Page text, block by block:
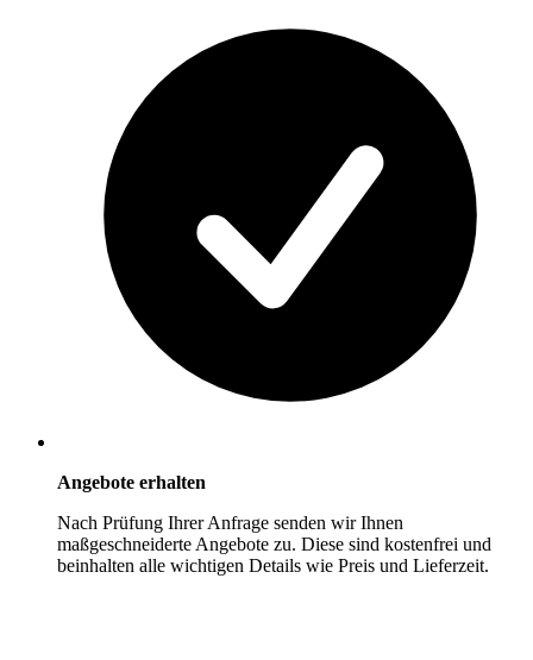
Angebote erhalten
Nach Prüfung Ihrer Anfrage senden wir Ihnen
maßgeschneiderte Angebote zu. Diese sind kostenfrei und
beinhalten alle wichtigen Details wie Preis und Lieferzeit.